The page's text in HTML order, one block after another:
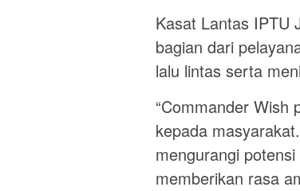
Kasat Lantas IPTU
bagian dari
lalu lintas serta
“Commander Wish
kepada
mengurangi
memberikan rasa